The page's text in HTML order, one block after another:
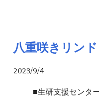
八重咲きリン
2023/9/4
■生研支援センタ